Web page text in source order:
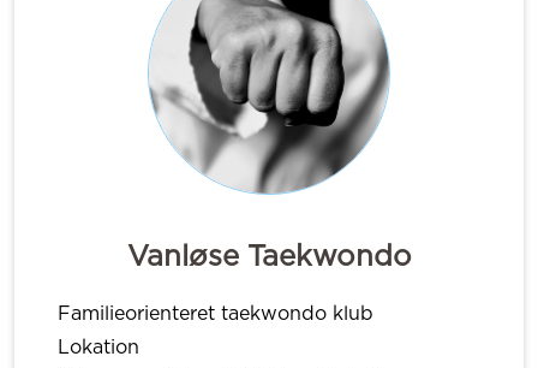
Vanløse Taekwondo
Familieorienteret taekwondo klub
Lokation